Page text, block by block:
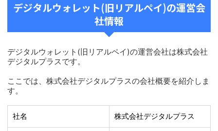
デジタルウォレット(旧リアルペイ)の運営会
社情報
デジタルウォレット(旧リアルペイ)の運営会社は株式会社
デジタルプラスです。
ここでは、株式会社デジタルプラスの会社概要を紹介しま
す。
社名 株式会社デジタルプラス